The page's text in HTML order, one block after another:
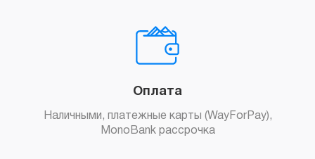
Оплата
Наличными, платежные карты (WayForPay),
MonoBank рассрочка